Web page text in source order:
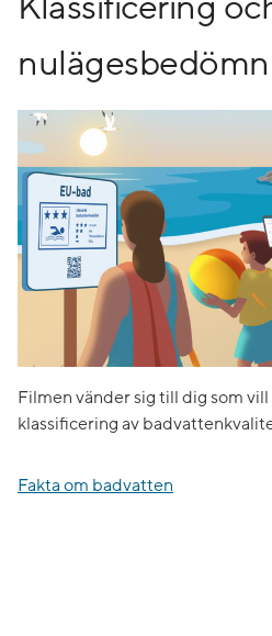
Filmen vänder sig till dig som
klassificering av
Fakta om badvatten